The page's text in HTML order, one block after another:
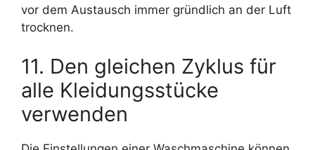
vor dem Austausch immer gründlich an der Luft
trocknen.
11. Den gleichen Zyklus für
alle Kleidungsstücke
verwenden